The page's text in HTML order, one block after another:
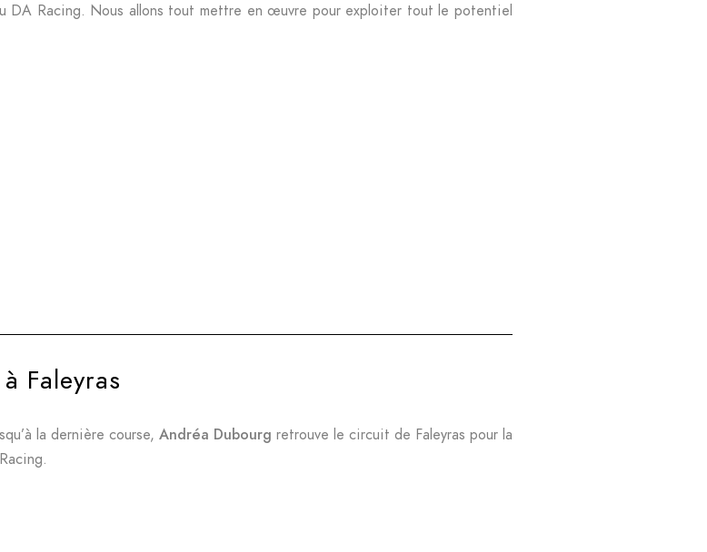
DA Racing. Nous allons tout mettre en œuvre pour exploiter tout le potentiel
Faleyras
la dernière course, Andréa Dubourg retrouve le circuit de Faleyras pour la